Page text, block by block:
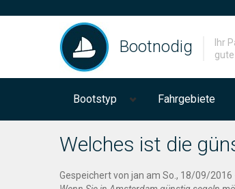
Bootnodig
Ihr
Bootstyp Fahrgebiete
Welches ist die
Gespeichert von jan am So., 18/09/2016